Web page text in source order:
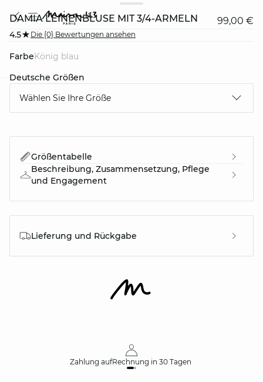
DAMIA LEINENBLUSE MIT 3/4-ÄRMELN 99,00 €
4.5 Die {0} Bewertungen ansehen
Farbe
könig blau
Deutsche Größen
Wählen Sie Ihre Größe
Größentabelle
Beschreibung, Zusammensetzung, Pflege
und Engagement
Lieferung und Rückgabe
Zahlung aufRechnung in 30 Tagen